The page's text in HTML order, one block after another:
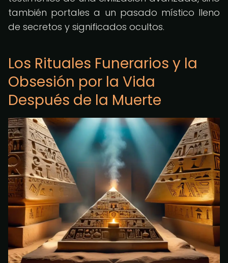
también portales a un pasado místico lleno
de secretos y significados ocultos.
Los Rituales Funerarios y la
Obsesión por la Vida
Después de la Muerte